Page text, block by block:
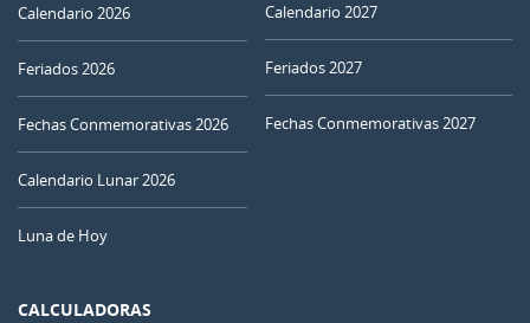
Calendario 2026
Feriados 2026
Fechas Conmemorativas 2026
Calendario Lunar 2026
Luna de Hoy
Calendario 2027
Feriados 2027
Fechas Conmemorativas 2027
CALCULADORAS